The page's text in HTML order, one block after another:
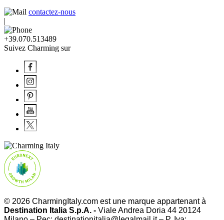
contactez-nous
|
+39.070.513489
Suivez Charming sur
© 2026 CharmingItaly.com est une marque appartenant à
Destination Italia S.p.A. - Viale Andrea Doria 44 20124